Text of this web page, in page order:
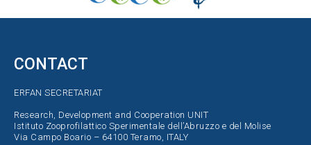
CONTACT
ERFAN SECRETARIAT
Research, Development and Cooperation UNIT
Istituto Zooprofilattico Sperimentale dell’Abruzzo e del Molise
Via Campo Boario – 64100 Teramo, ITALY